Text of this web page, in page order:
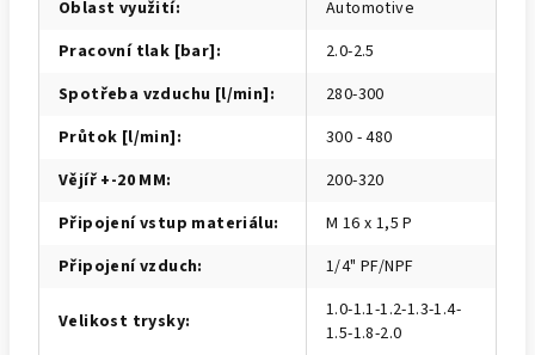
Oblast využití:
Automotive
Pracovní tlak [bar]:
2.0-2.5
Spotřeba vzduchu [l/min]:
280-300
Průtok [l/min]:
300 - 480
Vějíř +-20 MM:
200-320
Připojení vstup materiálu:
M 16 x 1,5 P
Připojení vzduch: 1/4" PF/NPF
Velikost trysky:
1.0-1.1-1.2-1.3-1.4-
1.5-1.8-2.0